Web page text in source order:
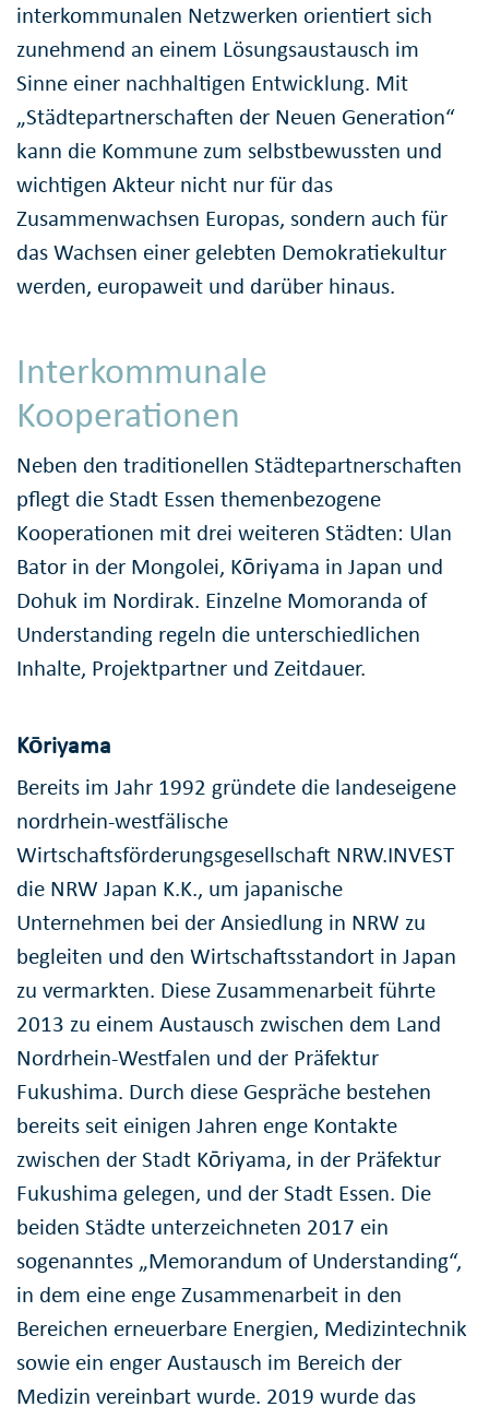
interkommunalen Netzwerken orientiert sich
zunehmend an einem Lösungsaustausch im
Sinne einer nachhaltigen Entwicklung. Mit
„Städtepartnerschaften der Neuen Generation“
kann die Kommune zum selbstbewussten und
wichtigen Akteur nicht nur für das
Zusammenwachsen Europas, sondern auch für
das Wachsen einer gelebten Demokratiekultur
werden, europaweit und darüber hinaus.
Interkommunale
Kooperationen
Neben den traditionellen Städtepartnerschaften
pflegt die Stadt Essen themenbezogene
Kooperationen mit drei weiteren Städten: Ulan
Bator in der Mongolei, Kōriyama in Japan und
Dohuk im Nordirak. Einzelne Momoranda of
Understanding regeln die unterschiedlichen
Inhalte, Projektpartner und Zeitdauer.
Kōriyama
Bereits im Jahr 1992 gründete die landeseigene
nordrhein-westfälische
Wirtschaftsförderungsgesellschaft NRW.INVEST
die NRW Japan K.K., um japanische
Unternehmen bei der Ansiedlung in NRW zu
begleiten und den Wirtschaftsstandort in Japan
zu vermarkten. Diese Zusammenarbeit führte
2013 zu einem Austausch zwischen dem Land
Nordrhein-Westfalen und der Präfektur
Fukushima. Durch diese Gespräche bestehen
bereits seit einigen Jahren enge Kontakte
zwischen der Stadt Kōriyama, in der Präfektur
Fukushima gelegen, und der Stadt Essen. Die
beiden Städte unterzeichneten 2017 ein
sogenanntes „Memorandum of Understanding“,
in dem eine enge Zusammenarbeit in den
Bereichen erneuerbare Energien, Medizintechnik
sowie ein enger Austausch im Bereich der
Medizin vereinbart wurde. 2019 wurde das